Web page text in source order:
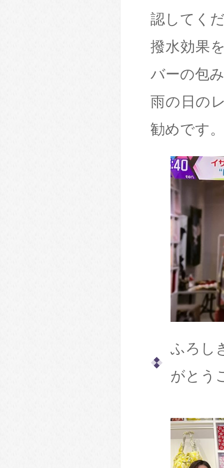
認してく
撥水効果
バーの包
雨の日の
勧めです。
ふろし
がとう